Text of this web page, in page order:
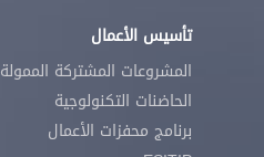
تأسيس الأعمال
المشروعات المشتركة الممولة
الحاضنات التكنولوجية
برنامج محفزات الأعمال